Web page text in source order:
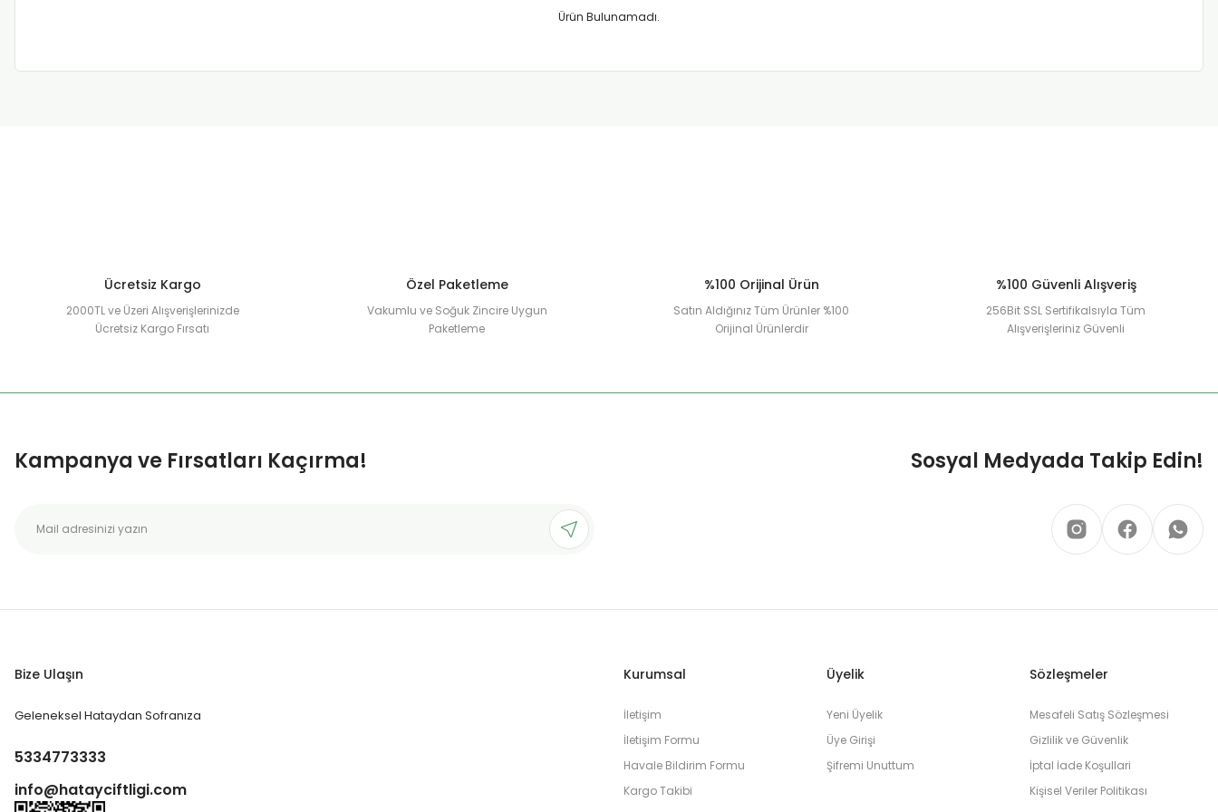
Ürün Bulunamadı.
Ücretsiz Kargo
2000TL ve Üzeri Alışverişlerinizde
Ücretsiz Kargo Fırsatı
Özel Paketleme
Vakumlu ve Soğuk Zincire Uygun
Paketleme
%100 Orijinal Ürün
Satın Aldığınız Tüm Ürünler %100
Orijinal Ürünlerdir
%100 Güvenli Alışveriş
256Bit SSL Sertifikalsıyla Tüm
Alışverişleriniz Güvenli
Kampanya ve Fırsatları Kaçırma! Sosyal Medyada Takip Edin!
Bize Ulaşın
Geleneksel Hataydan Sofranıza
5334773333
info@hatayciftligi.com
Kurumsal
İletişim
İletişim Formu
Havale Bildirim Formu
Kargo Takibi
Üyelik
Yeni Üyelik
Üye Girişi
Şifremi Unuttum
Sözleşmeler
Mesafeli Satış Sözleşmesi
Gizlilik ve Güvenlik
İptal İade Koşullari
Kişisel Veriler Politikası